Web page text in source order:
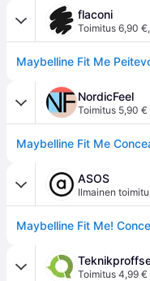
flaconi
Toimitus 6,90 €,
Maybelline Fit Me
NordicFeel
Toimitus 5,90 €
Maybelline Fit Me
ASOS
Ilmainen
Maybelline Fit Me!
Toimitus 4,99 €